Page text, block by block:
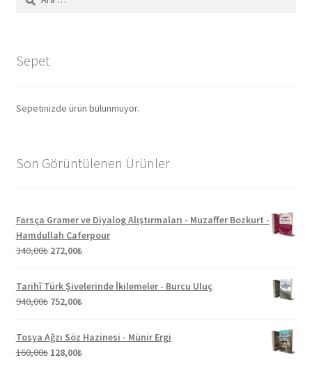
Sepet
Sepetinizde ürün bulunmuyor.
Son Görüntülenen Ürünler
Farsça Gramer ve Diyalog Alıştırmaları - Muzaffer Bozkurt -
Hamdullah Caferpour
340,00₺ Orijinal
340,00₺.
272,00₺Şu
fiyat:
Tarihî Türk Şivelerinde İkilemeler - Burcu Uluç
940,00₺ Orijinal
940,00₺.
752,00₺Şu
fiyat:
Tosya Ağzı Söz Hazinesi - Münir Ergi
160,00₺ Orijinal
128,00₺Şu